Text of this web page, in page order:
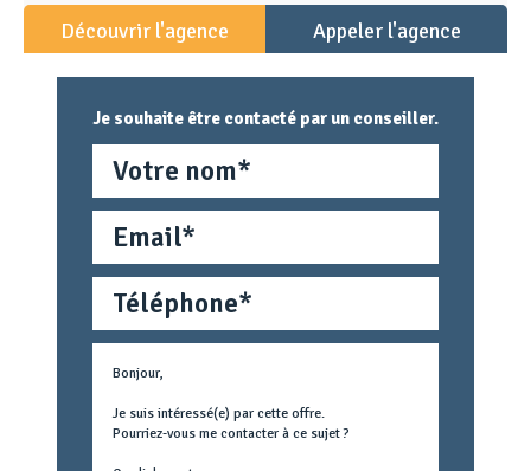
Découvrir l'agence Appeler l'agence
Je souhaite être contacté par un conseiller.
Téléphone
Métier
concerné